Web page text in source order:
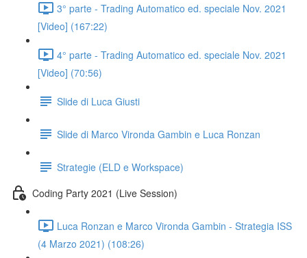
3° parte - Trading Automatico ed. speciale Nov. 2021
[Video] (167:22)
4° parte - Trading Automatico ed. speciale Nov. 2021
[Video] (70:56)
Slide di Luca Giusti
Slide di Marco Vironda Gambin e Luca Ronzan
Strategie (ELD e Workspace)
Coding Party 2021 (Live Session)
Luca Ronzan e Marco Vironda Gambin - Strategia ISS
(4 Marzo 2021) (108:26)